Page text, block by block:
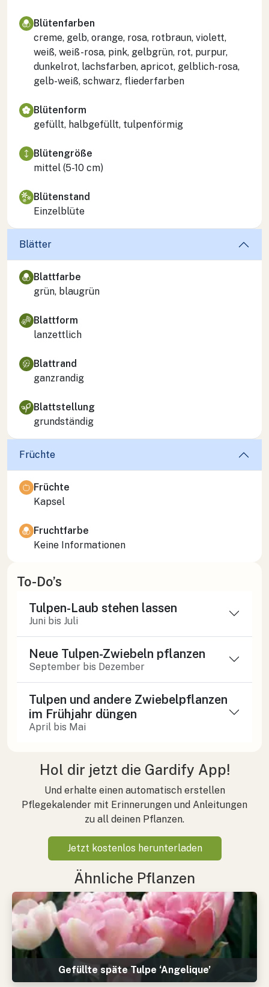
Blütenfarben
creme, gelb, orange, rosa, rotbraun, violett,
weiß, weiß-rosa, pink, gelbgrün, rot, purpur,
dunkelrot, lachsfarben, apricot, gelblich-rosa,
gelb-weiß, schwarz, fliederfarben
Blütenform
gefüllt, halbgefüllt, tulpenförmig
Blütengröße
mittel (5-10 cm)
Blütenstand
Einzelblüte
Blätter
Blattfarbe
grün, blaugrün
Blattform
lanzettlich
Blattrand
ganzrandig
Blattstellung
grundständig
Früchte
Früchte
Kapsel
Fruchtfarbe
Keine Informationen
To-Do’s
Tulpen-Laub stehen lassen
Juni bis Juli
Neue Tulpen-Zwiebeln pflanzen
September bis Dezember
Tulpen und andere Zwiebelpflanzen
im Frühjahr düngen
April bis Mai
Hol dir jetzt die Gardify App!
Und erhalte einen automatisch erstellen
Pflegekalender mit Erinnerungen und Anleitungen
zu all deinen Pflanzen.
Jetzt kostenlos herunterladen
Ähnliche Pflanzen
Gefüllte späte Tulpe ‘Angelique’